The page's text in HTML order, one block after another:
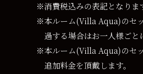
※消費税込みの表記となりま
※本ルーム(Villa Aqua)のセ
過する場合はお一人様ごと
※本ルーム(Villa Aqua)のセ
追加料金を頂戴します。